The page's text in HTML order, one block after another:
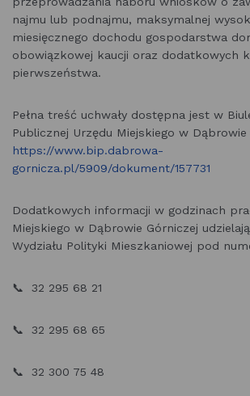
najmu lub podnajmu, maksymalnej
miesięcznego dochodu gospodarstwa
obowiązkowej kaucji oraz dodatkowych
pierwszeństwa.
Pełna treść uchwały dostępna jest w
Publicznej Urzędu Miejskiego w Dąbrowie
https://www.bip.dabrowa-
gornicza.pl/5909/dokument/157731
Dodatkowych informacji w godzinach
Miejskiego w Dąbrowie Górniczej
Wydziału Polityki Mieszkaniowej pod
📞 32 295 68 21
📞 32 295 68 65
📞 32 300 75 48